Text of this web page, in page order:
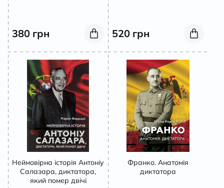
380 грн 520 грн
Неймовірна історія Антоніу
Салазара, диктатора,
який помер двічі
Франко. Анатомія
диктатора